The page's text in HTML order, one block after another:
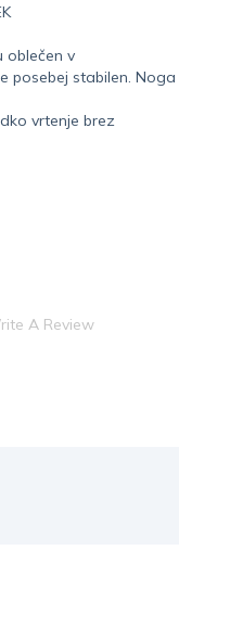
oblečen v
posebej stabilen. Noga
vrtenje brez
A Review